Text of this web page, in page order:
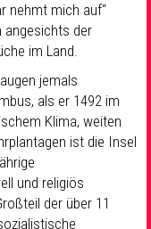
nehmt mich auf“
angesichts der
im Land.
jemals
als er 1492 im
Klima, weiten
ist die Insel
und religiös
der über 11